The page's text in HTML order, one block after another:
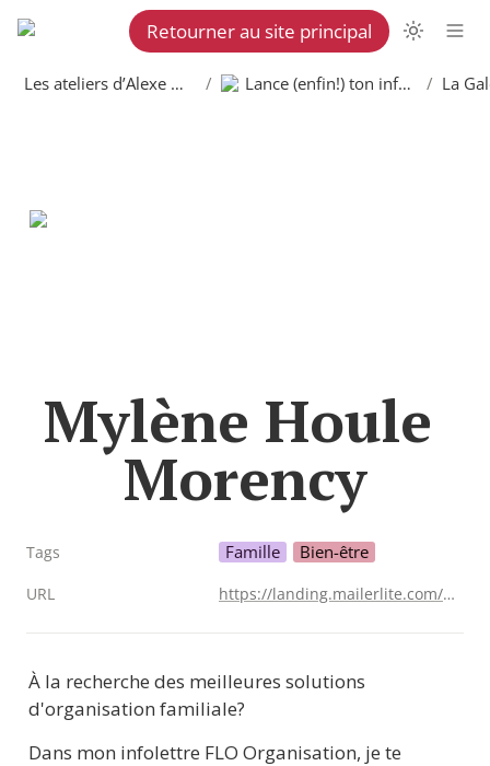
Retourner au site principal
Les ateliers d’Alexe Martel / Lance (enfin!) ton infolettre /
Mylène Houle
Morency
Tags Famille Bien-être
URL https://landing.mailerlite.com/webforms/landing/w8p6v3
À la recherche des meilleures solutions
d'organisation familiale?
Dans mon infolettre FLO Organisation, je te